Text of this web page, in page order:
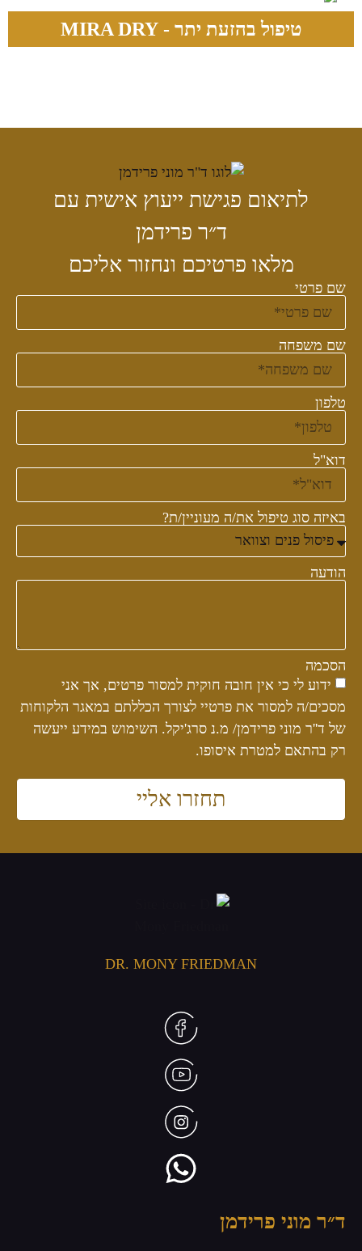
טיפול בהזעת יתר - MIRA DRY
לתיאום פגישת ייעוץ אישית עם
ד״ר פרידמן
מלאו פרטיכם ונחזור אליכם
שם פרטי
שם משפחה
טלפון
דוא"ל
באיזה סוג טיפול את/ה מעוניין/ת?
הודעה
הסכמה
ידוע לי כי אין חובה חוקית למסור פרטים, אך אני
מסכים/ה למסור את פרטיי לצורך הכללתם במאגר הלקוחות
של ד''ר מוני פרידמן/ מ.נ סרג'יקל. השימוש במידע ייעשה
רק בהתאם למטרת איסופו.
תחזרו אליי
DR. MONY FRIEDMAN
ד״ר מוני פרידמן